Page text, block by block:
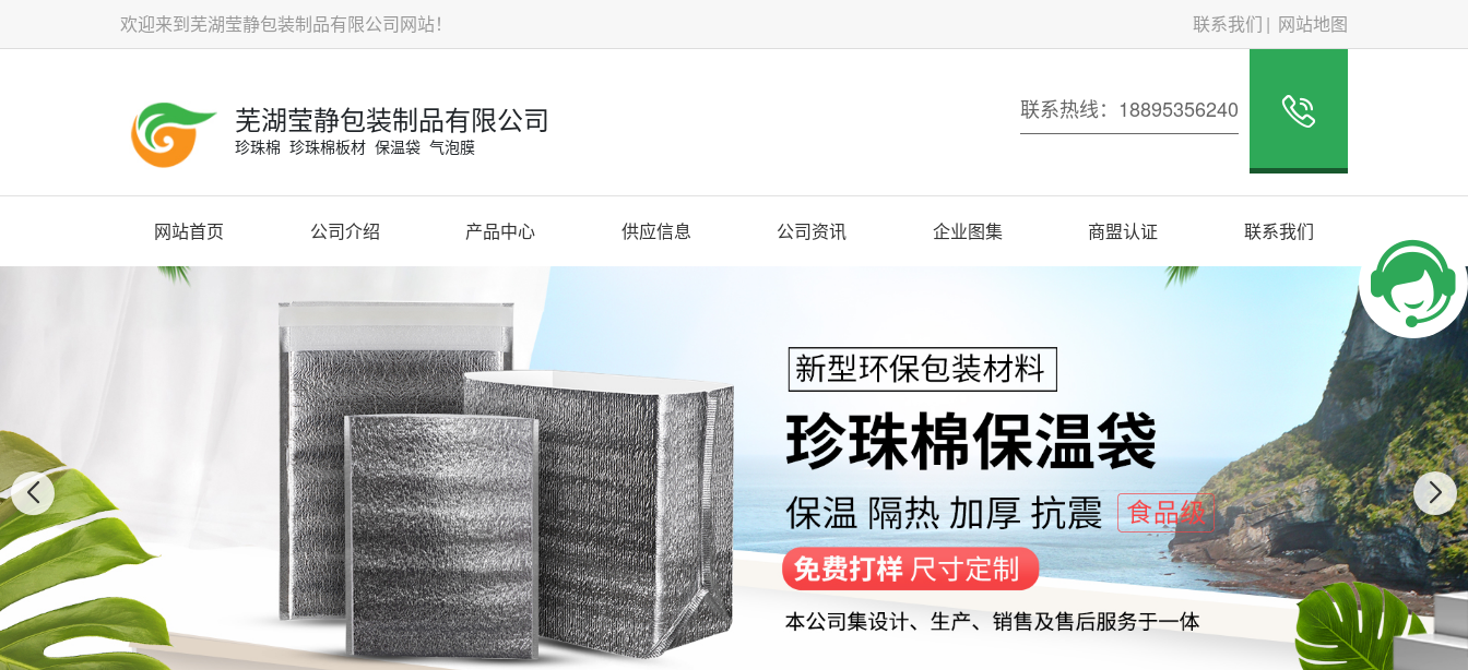
欢迎来到芜湖莹静包装制品有限公司网站！ 联系我们 网站地图
芜湖莹静包装制品有限公司
珍珠棉 珍珠棉板材 保温袋 气泡膜
联系热线：18895356240
网站首页 公司介绍 产品中心 供应信息 公司资讯 企业图集 商盟认证 联系我们